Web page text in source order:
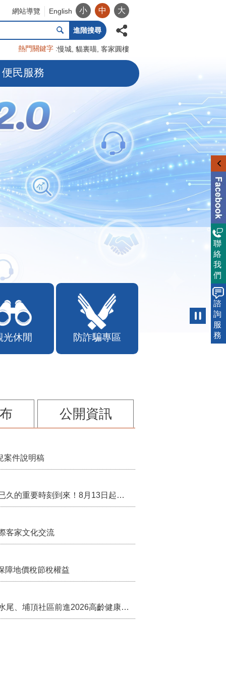
網站導覽 English 小 中 大
進階搜尋
熱門關鍵字 慢城 貓裏喵 客家圓樓
便民服務
光休閒 防詐騙專區
公開資訊
案件說明稿
客家文化交流
障地價稅節稅權益
苗栗農村綠色照顧成果登上全國舞台！ 後龍水尾、埔頂社區前進2026高齡健康產業博覽會
聯
絡
我
們
諮
詢
服
務